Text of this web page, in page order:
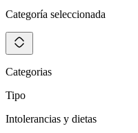
Categoría seleccionada
Categorias
Tipo
Intolerancias y dietas